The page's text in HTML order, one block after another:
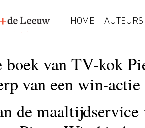
HOME AUTEURS
boek van TV-kok
van een win-
de